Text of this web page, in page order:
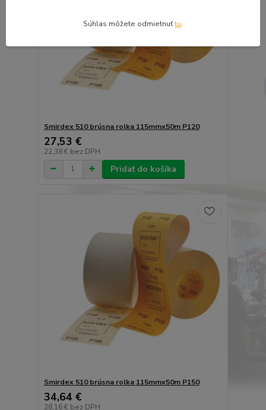
Smirdex 510 brúsna rolka 115mmx50m P120
27,53 €
22,38 € bez DPH
Pridať do košíka
Smirdex 510 brúsna rolka 115mmx50m P150
34,64 €
28,16 € bez DPH
Súhlas môžete odmietnuťtu.